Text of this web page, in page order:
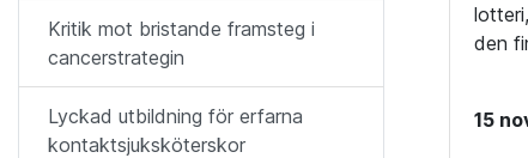
Kritik mot bristande framsteg i
cancerstrategin
Lyckad utbildning för erfarna
kontaktsjuksköterskor
den
15